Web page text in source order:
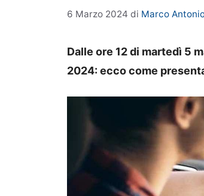
6 Marzo 2024 di Marco
Dalle ore 12 di martedì 5
2024: ecco come